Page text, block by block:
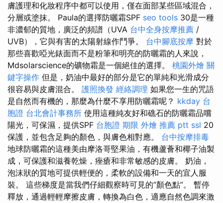
膚護理和化妝程序中都可以使用，僅在面部某些區域混合，
分層或塗抹。 Paula的選擇防曬霜SPF seo tools 30是一種
非濃郁的質地，廣泛的頻譜（UVA 台中全身按摩推薦 /
UVB），它與有害的太陽射線作鬥爭。 台中腳底按摩 對於
那些喜歡啞光錶面而不是粉筆和明亮的防曬霜的人來說，
Mdsolarscience的礦物霜是一個絕佳的選擇。 桃園外燴 關
鍵字操作 但是，奶油中最好的部分是它的單純和光滑成分
很容易與皮膚混合。 護照換發 經絡調理 如果您一生的咒語
是自然而有機的，那麼為什麼不享用防曬霜呢？ kkday 台
胞證 台北會計事務所 使用這種純友好和礁石的防曬霜品嚐
陽光，可保濕，提供SPF 台胞證 期限 外燴 推薦 ptt ssl 20
保護，並包含足夠的顏色，與膚色相對應。 台中按摩排毒
地球防曬霜的這種美由摩洛哥堅果油，有機蘆薈和椰子油製
成，可保護和滋養乾燥，痤瘡和非常敏感的皮膚。 奶油，
泡沫狀的質地可提供輕便的，柔軟的設備和一天的宜人服
裝。 這些梯度是當我們仔細觀察時可見的“顏色點”。 暫停
釋放，通過輕輕摩擦皮膚，轉換為白色，適應自然色調來激